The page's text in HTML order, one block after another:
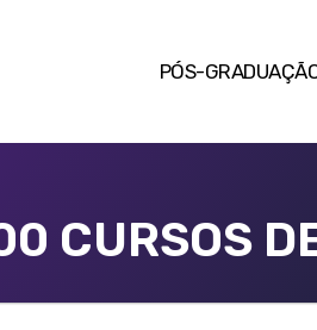
PÓS-
CURSOS